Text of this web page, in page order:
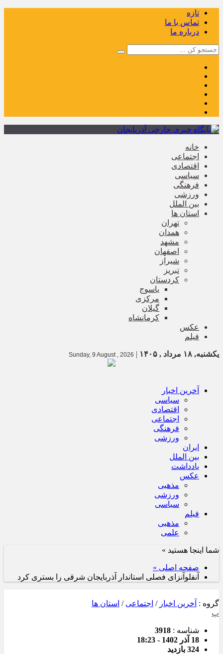
تازه
تماس با ما
درباره ما
خانه
اجتماعی
اقتصادی
سیاسی
فرهنگی
ورزشی
بین الملل
استان ها
تهران
همدان
مشهد
اصفهان
شیراز
تبریز
کردستان
یاسوج
مرکزی
گیلان
کرمانشاه
عکس
فیلم
یکشنبه, ۱۸ مرداد , ۱۴۰۵ |
Sunday, 9 August , 2026
آخرین اخبار
سیاسی
اقتصادی
اجتماعی
فرهنگی
ورزشی
ایران
بین الملل
یادداشت
عکس
مذهبی
ورزشی
سیاسی
فیلم
مذهبی
علمی
شما اینجا هستید »
صفحه اصلی »
آنفلوآنزای فصلی استاندار آذربایجان شرقی را بستری کرد
گروه : آخرین اخبار / اجتماعی / استان ها
پ
شناسه : 3918
18 آذر 1402 - 18:23
324 بازدید